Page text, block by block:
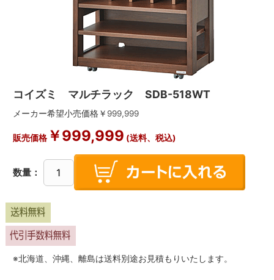
コイズミ マルチラック SDB-518WT
メーカー希望小売価格￥ 999,999
販売価格￥999,999 (送料、税込)
数量：
※北海道、沖縄、離島は送料別途お見積もりいたします。